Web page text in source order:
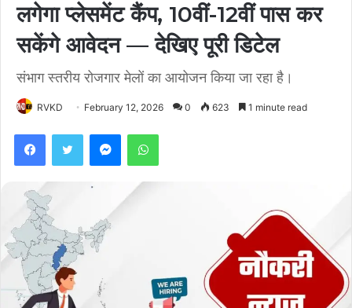
लगेगा प्लेसमेंट कैंप, 10वीं-12वीं पास कर
सकेंगे आवेदन — देखिए पूरी डिटेल
संभाग स्तरीय रोजगार मेलों का आयोजन किया जा रहा है।
RVKD February 12, 2026 0 623 1 minute read
FacebookTwitter MessengerWhatsApp